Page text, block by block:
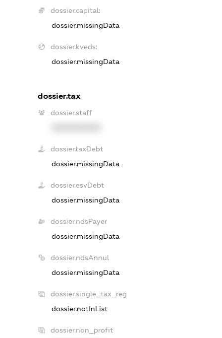
dossier.capital:
dossier.missingData
dossier.kveds:
dossier.missingData
dossier.tax
dossier.staff
dossier.taxDebt
dossier.missingData
dossier.esvDebt
dossier.missingData
dossier.ndsPayer
dossier.missingData
dossier.ndsAnnul
dossier.missingData
dossier.single_tax_reg
dossier.notInList
dossier.non_profit